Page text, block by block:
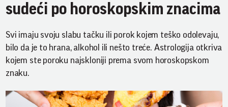
sudeći po horoskopskim znacima
Svi imaju svoju slabu tačku ili porok kojem teško odolevaju,
bilo da je to hrana, alkohol ili nešto treće. Astrologija otkriva
kojem ste poroku najskloniji prema svom horoskopskom
znaku.